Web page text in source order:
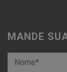
MANDE